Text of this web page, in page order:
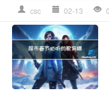
csc 02-13 0